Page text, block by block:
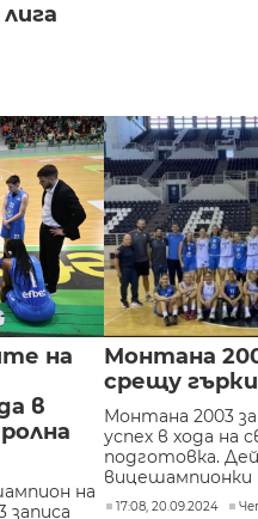
на
в
на
записа
Монтана
срещу
Монтана 2003
успех в хода на
подготовка.
вицешампионки
17:08, 20.09.2024